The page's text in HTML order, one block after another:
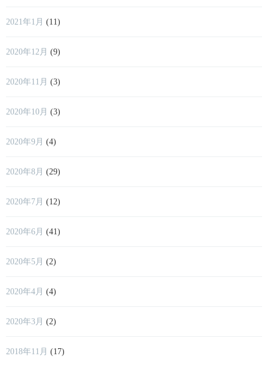
2021年1月 (11)
2020年12月 (9)
2020年11月 (3)
2020年10月 (3)
2020年9月 (4)
2020年8月 (29)
2020年7月 (12)
2020年6月 (41)
2020年5月 (2)
2020年4月 (4)
2020年3月 (2)
2018年11月 (17)